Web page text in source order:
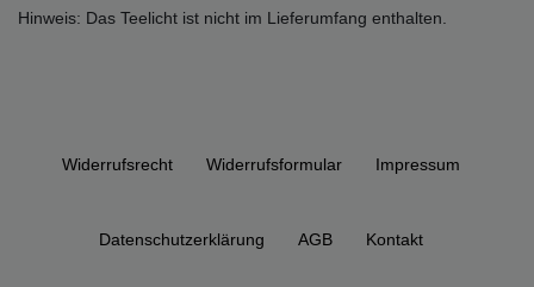
Hinweis: Das Teelicht ist nicht im Lieferumfang enthalten.
Widerrufs­recht Widerrufs­formular Impressum
Daten­schutz­erklärung AGB Kontakt